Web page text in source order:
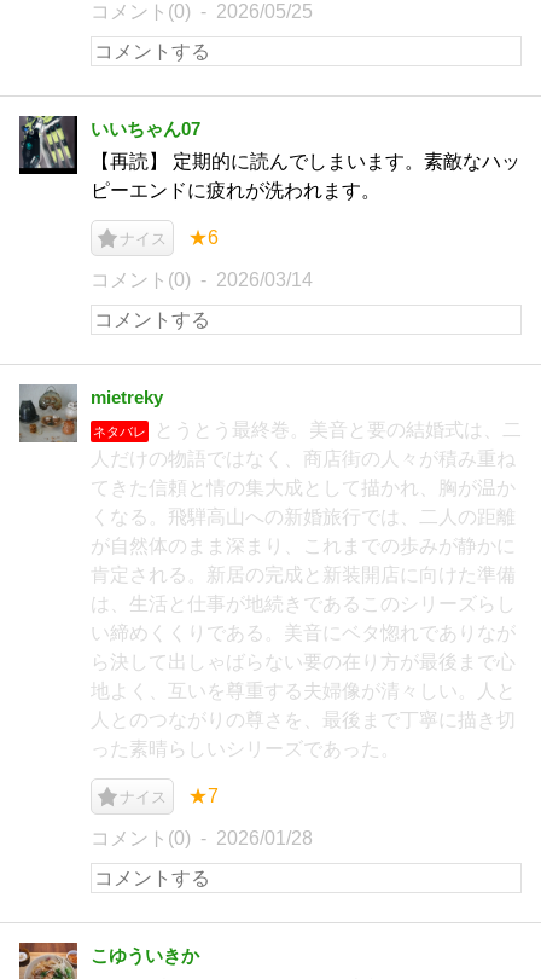
コメント(0) 2026/05/25
いいちゃん07
【再読】 定期的に読んでしまいます。素敵なハッ
ピーエンドに疲れが洗われます。
ナイス ★6
コメント(0) 2026/03/14
mietreky
ネタバレ
とうとう最終巻。美音と要の結婚式は、二
人だけの物語ではなく、商店街の人々が積み重ね
てきた信頼と情の集大成として描かれ、胸が温か
くなる。飛騨高山への新婚旅行では、二人の距離
が自然体のまま深まり、これまでの歩みが静かに
肯定される。新居の完成と新装開店に向けた準備
は、生活と仕事が地続きであるこのシリーズらし
い締めくくりである。美音にベタ惚れでありなが
ら決して出しゃばらない要の在り方が最後まで心
地よく、互いを尊重する夫婦像が清々しい。人と
人とのつながりの尊さを、最後まで丁寧に描き切
った素晴らしいシリーズであった。
ナイス ★7
コメント(0) 2026/01/28
こゆういきか